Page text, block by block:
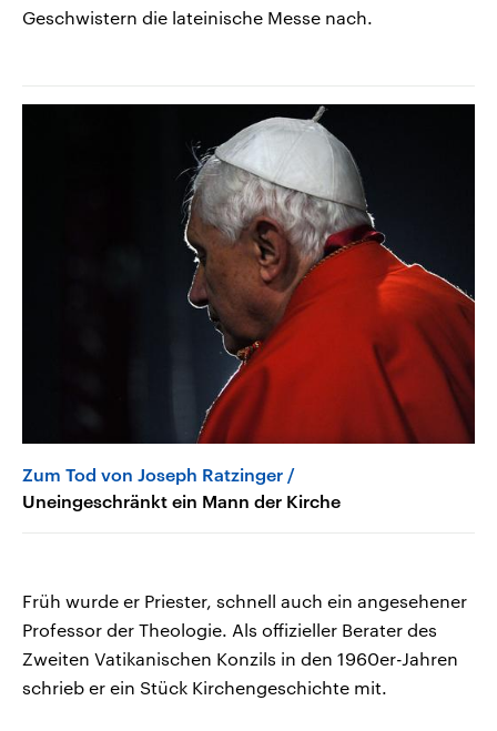
Geschwistern die lateinische Messe nach.
Zum Tod von Joseph Ratzinger
Uneingeschränkt ein Mann der Kirche
Früh wurde er Priester, schnell auch ein angesehener
Professor der Theologie. Als offizieller Berater des
Zweiten Vatikanischen Konzils in den 1960er-Jahren
schrieb er ein Stück Kirchengeschichte mit.